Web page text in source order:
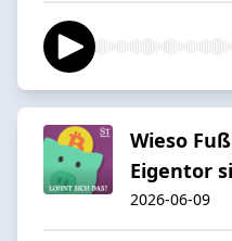
Wieso
Eigentor
2026-06-09